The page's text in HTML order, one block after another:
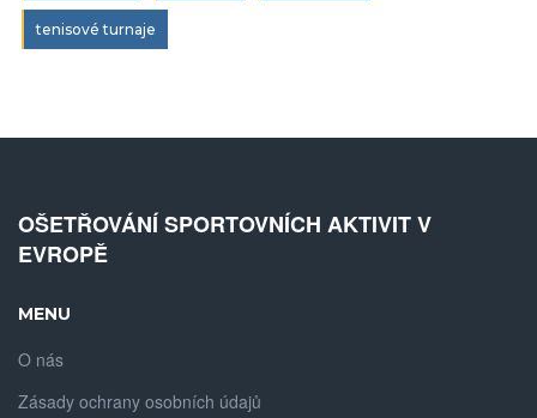
tenisové turnaje
OŠETŘOVÁNÍ SPORTOVNÍCH AKTIVIT V
EVROPĚ
MENU
O nás
Zásady ochrany osobních údajů